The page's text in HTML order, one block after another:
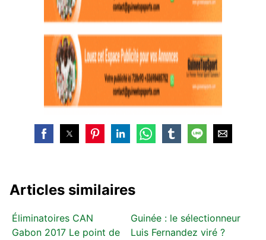
Articles similaires
Éliminatoires CAN
Gabon 2017 Le point de
Guinée : le sélectionneur
Luis Fernandez viré ?